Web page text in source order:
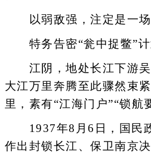
以弱敌强，注定是一场
特务告密“瓮中捉鳖”计
江阴，地处长江下游吴
大江万里奔腾至此骤然束
里，素有“江海门户”“锁航
1937年8月6日，国民政
作出封锁长江、保卫南京